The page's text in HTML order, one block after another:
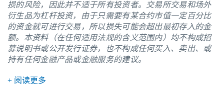
损的风险，因此并不适于所有投资者。交易所交易和场外
衍生品为杠杆投资，由于只需要有某合约市值一定百分比
的资金就可进行交易，所以损失可能会超出最初存入的金
额。本资料（在任何适用法规的含义范围内）均不构成招
募说明书或公开发行证券，也不构成任何买入、卖出、或
持有任何金融产品或金融服务的建议。
+ 阅读更多